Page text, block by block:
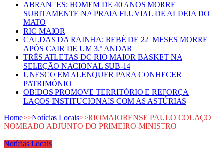
ABRANTES: HOMEM DE 40 ANOS MORRE
SUBITAMENTE NA PRAIA FLUVIAL DE ALDEIA DO
MATO
RIO MAIOR
CALDAS DA RAINHA: BEBÉ DE 22 MESES MORRE
APÓS CAIR DE UM 3.º ANDAR
TRÊS ATLETAS DO RIO MAIOR BASKET NA
SELEÇÃO NACIONAL SUB-14
UNESCO EM ALENQUER PARA CONHECER
PATRIMÓNIO
ÓBIDOS PROMOVE TERRITÓRIO E REFORÇA
LAÇOS INSTITUCIONAIS COM AS ASTÚRIAS
Home>>Notícias Locais>>RIOMAIORENSE PAULO COLAÇO
NOMEADO ADJUNTO DO PRIMEIRO-MINISTRO
Notícias Locais